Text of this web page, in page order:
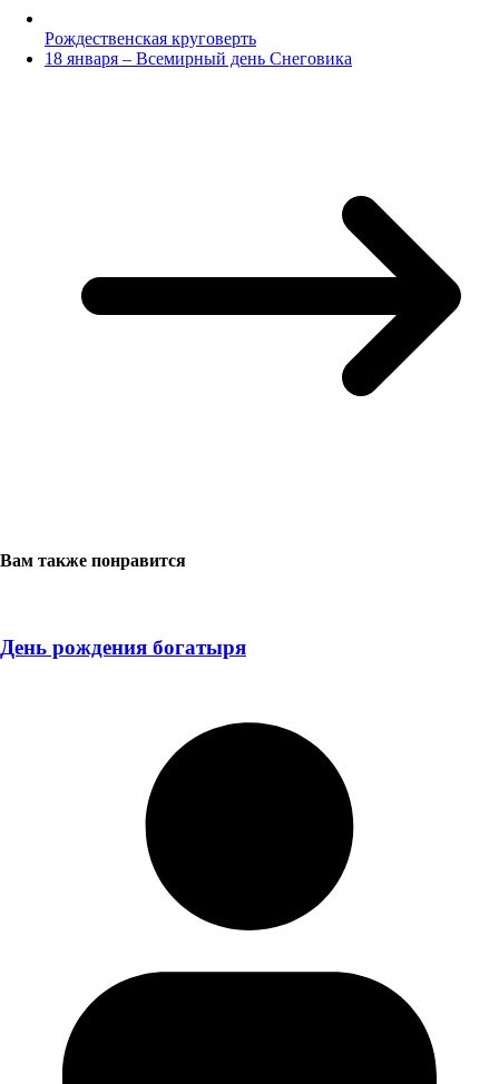
Рождественская круговерть
18 января – Всемирный день Снеговика
Вам также понравится
День рождения богатыря